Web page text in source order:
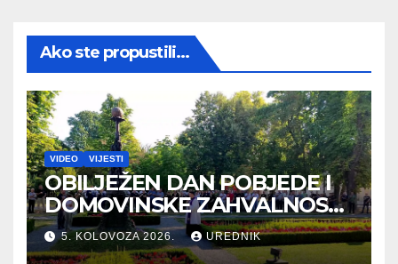
Ako ste propustili...
VIDEO VIJESTI
OBILJEŽEN DAN POBJEDE I
DOMOVINSKE ZAHVALNOSTI
TE DAN HRVATSKIH
BRANITELJA
5. KOLOVOZA 2026. UREDNIK